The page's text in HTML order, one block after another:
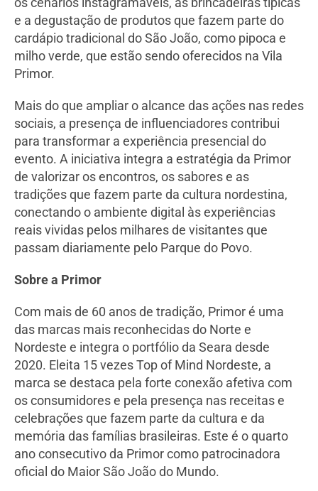
e a degustação de produtos que fazem parte do
cardápio tradicional do São João, como pipoca e
milho verde, que estão sendo oferecidos na Vila
Primor.
Mais do que ampliar o alcance das ações nas redes
sociais, a presença de influenciadores contribui
para transformar a experiência presencial do
evento. A iniciativa integra a estratégia da Primor
de valorizar os encontros, os sabores e as
tradições que fazem parte da cultura nordestina,
conectando o ambiente digital às experiências
reais vividas pelos milhares de visitantes que
passam diariamente pelo Parque do Povo.
Sobre a Primor
Com mais de 60 anos de tradição, Primor é uma
das marcas mais reconhecidas do Norte e
Nordeste e integra o portfólio da Seara desde
2020. Eleita 15 vezes Top of Mind Nordeste, a
marca se destaca pela forte conexão afetiva com
os consumidores e pela presença nas receitas e
celebrações que fazem parte da cultura e da
memória das famílias brasileiras. Este é o quarto
ano consecutivo da Primor como patrocinadora
oficial do Maior São João do Mundo.